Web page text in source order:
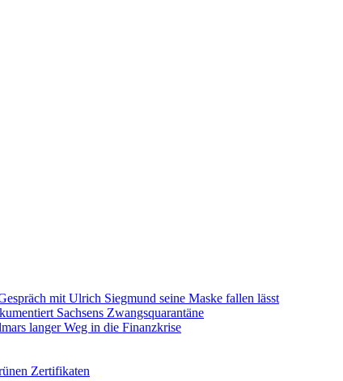
mit Ulrich Siegmund seine Maske fallen lässt
Sachsens Zwangsquarantäne
langer Weg in die Finanzkrise
Zertifikaten